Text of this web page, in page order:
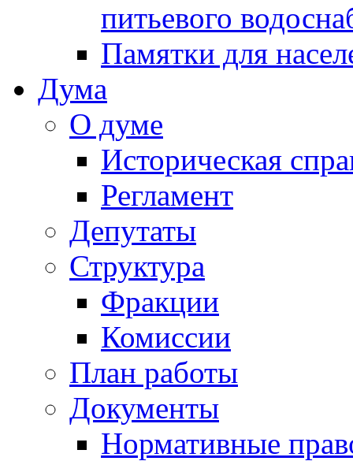
питьевого
Памятки для
Дума
О думе
Историческая
Регламент
Депутаты
Структура
Фракции
Комиссии
План работы
Документы
Нормативные